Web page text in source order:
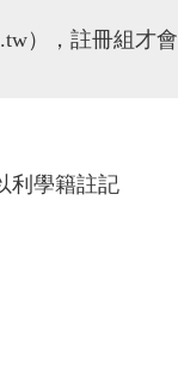
），註冊組才會
利學籍註記